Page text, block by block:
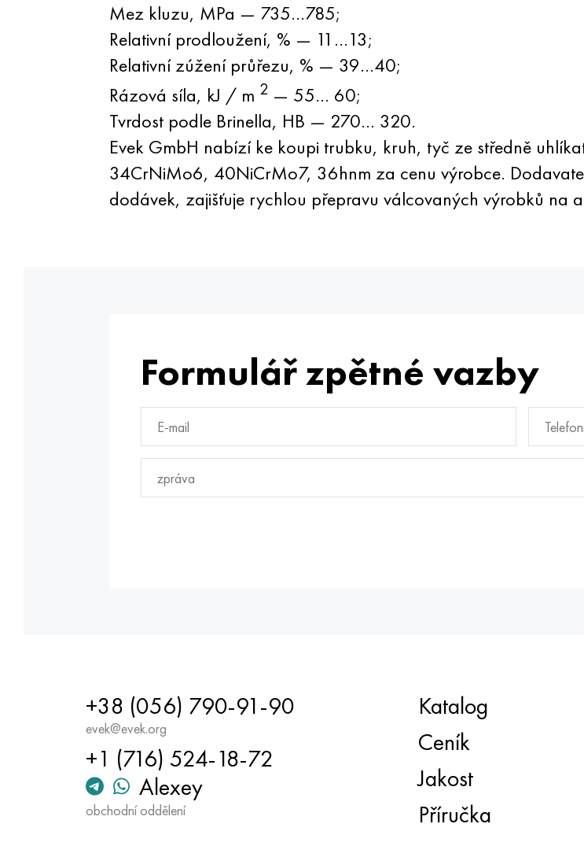
Mez kluzu, MPa — 735…785;
Relativní prodloužení, % — 11…13;
Relativní zúžení průřezu, % — 39…40;
Rázová síla, kJ / m 2— 55… 60;
Tvrdost podle Brinella, HB — 270… 320.
Evek GmbH nabízí ke koupi trubku, kruh, tyč ze středně
34CrNiMo6, 40NiCrMo7, 36hnm za cenu výrobce.
dodávek, zajišťuje rychlou přepravu válcovaných výrobků na
Formulář zpětné vazby
+38 (056) 790-91-90
evek@evek.org
+1 (716) 524-18-72
Alexey
obchodní oddělení
Katalog
Ceník
Jakost
Příručka